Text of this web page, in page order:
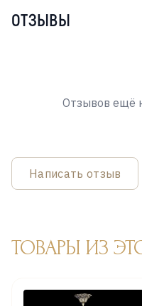
ОТЗЫВЫ
Отзывов ещё
Написать отзыв
ТОВАРЫ ИЗ